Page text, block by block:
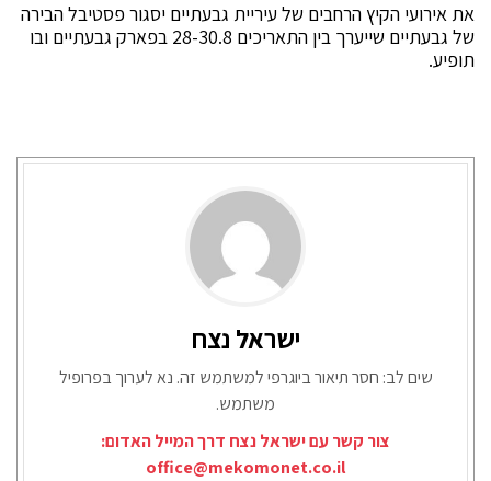
את אירועי הקיץ הרחבים של עיריית גבעתיים יסגור פסטיבל הבירה
של גבעתיים שייערך בין התאריכים 28-30.8 בפארק גבעתיים ובו
תופיע.
ישראל נצח
שים לב: חסר תיאור ביוגרפי למשתמש זה. נא לערוך בפרופיל
משתמש.
צור קשר עם ישראל נצח דרך המייל האדום:
office@mekomonet.co.il